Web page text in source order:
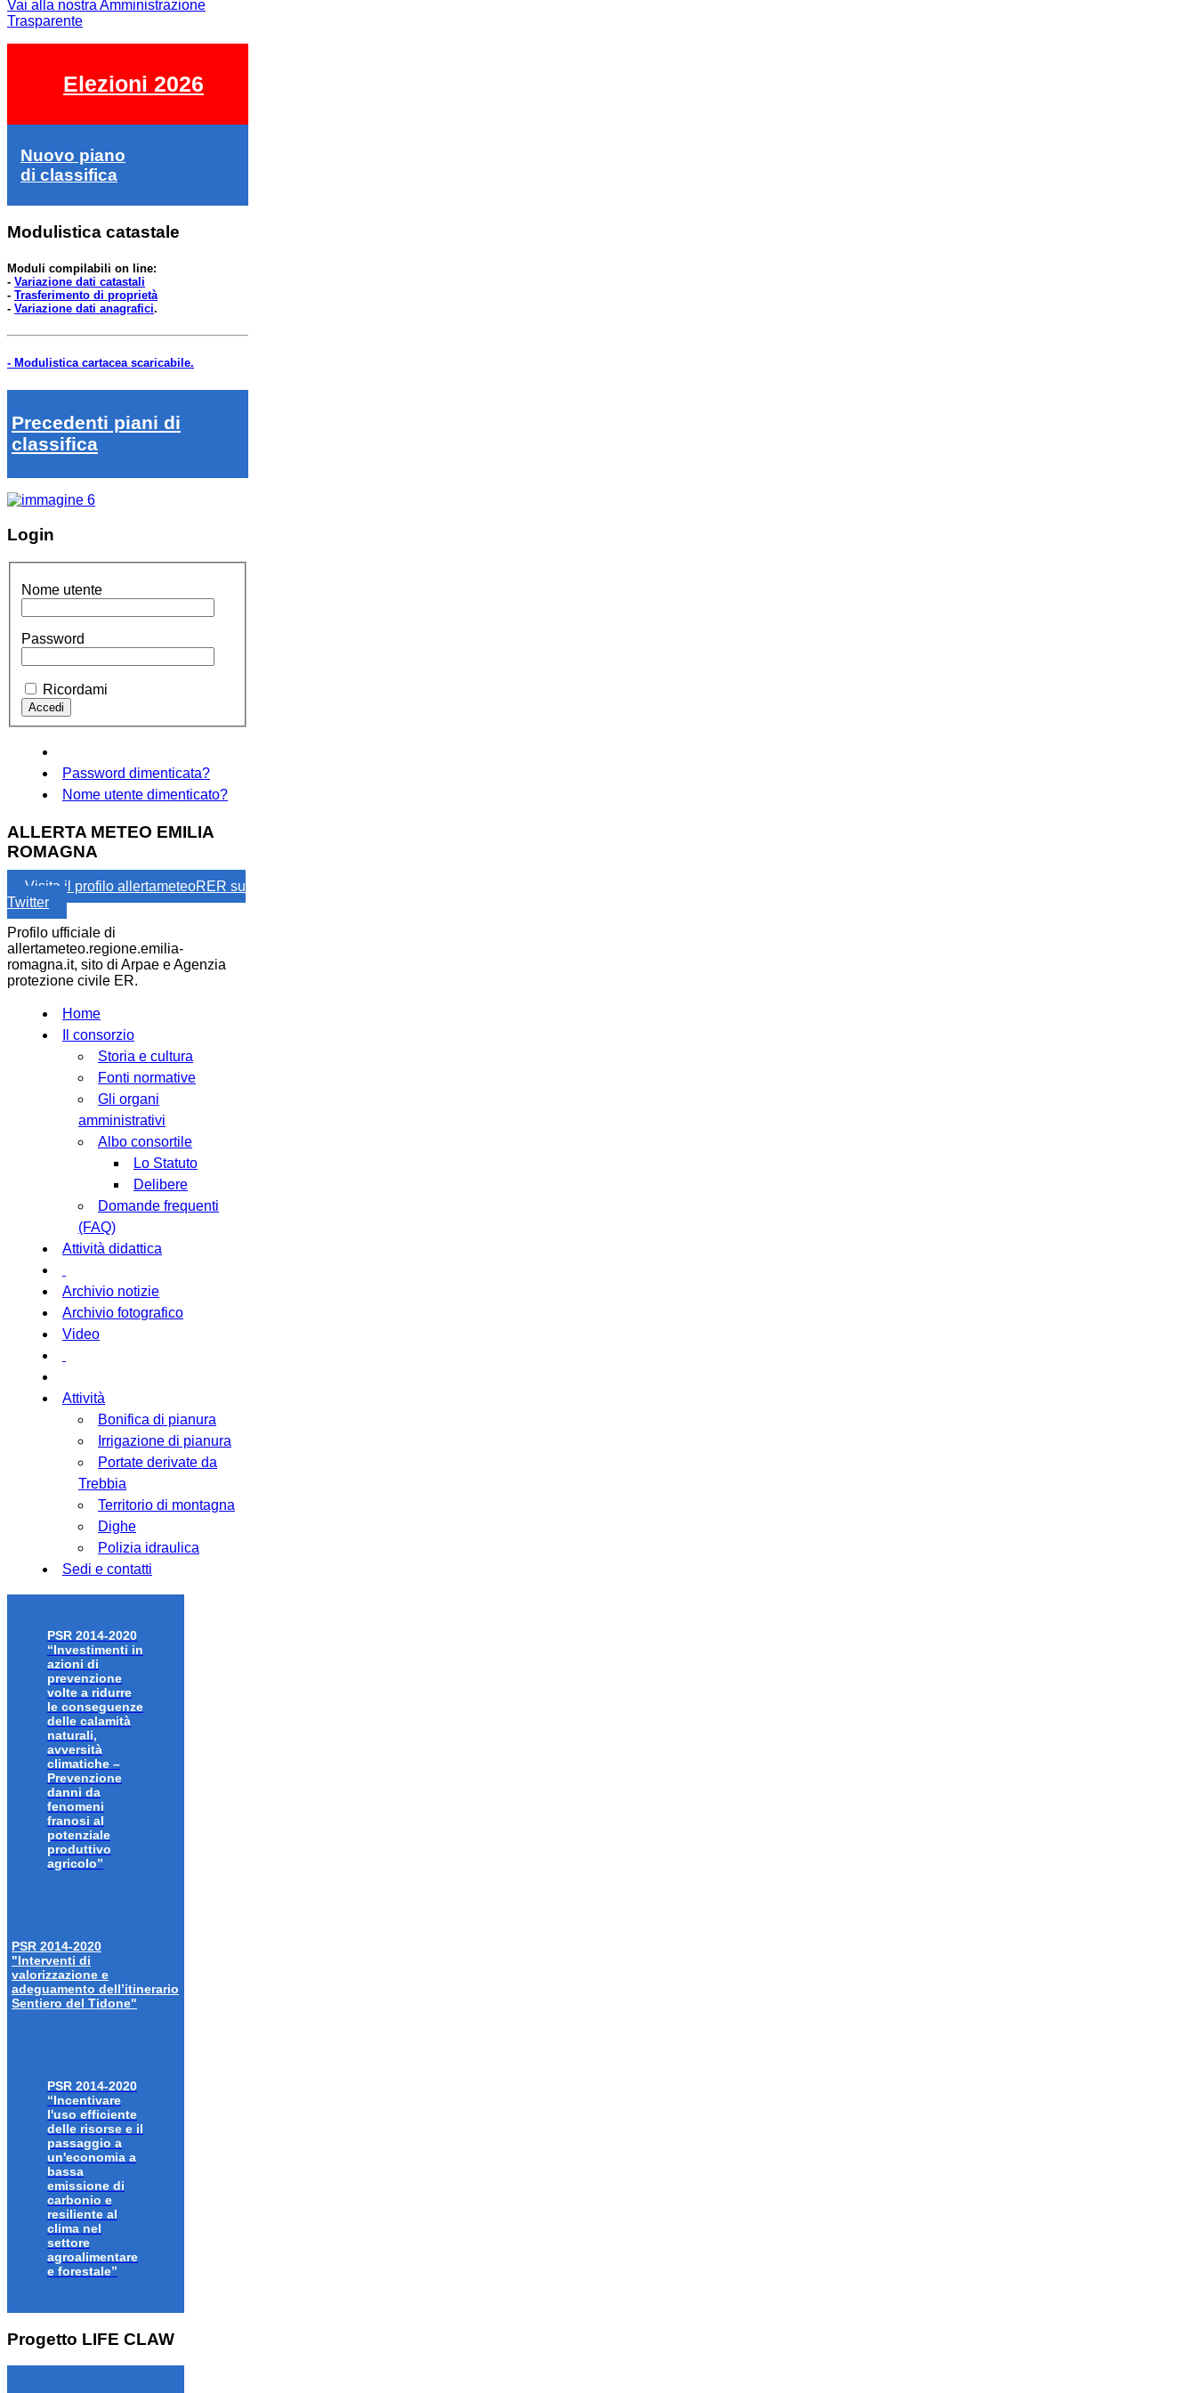
Vai alla nostra Amministrazione
Trasparente
Elezioni 2026
Nuovo piano
di classifica
Modulistica catastale
Moduli compilabili on line:
- Variazione dati catastali
- Trasferimento di proprietà
- Variazione dati anagrafici.
- Modulistica cartacea scaricabile.
Precedenti piani di
classifica
Login
Nome utente
Password
Ricordami
Password dimenticata?
Nome utente dimenticato?
ALLERTA METEO EMILIA
ROMAGNA
Visita il profilo allertameteoRER su
Twitter
Profilo ufficiale di
allertameteo.regione.emilia-
romagna.it, sito di Arpae e Agenzia
protezione civile ER.
Home
Il consorzio
Storia e cultura
Fonti normative
Gli organi
amministrativi
Albo consortile
Lo Statuto
Delibere
Domande frequenti
(FAQ)
Attività didattica
Archivio notizie
Archivio fotografico
Video
Attività
Bonifica di pianura
Irrigazione di pianura
Portate derivate da
Trebbia
Territorio di montagna
Dighe
Polizia idraulica
Sedi e contatti
PSR 2014-2020
“Investimenti in
azioni di
prevenzione
volte a ridurre
le conseguenze
delle calamità
naturali,
avversità
climatiche –
Prevenzione
danni da
fenomeni
franosi al
potenziale
produttivo
agricolo”
PSR 2014-2020
"Interventi di
valorizzazione e
adeguamento dell’itinerario
Sentiero del Tidone"
PSR 2014-2020
“Incentivare
l'uso efficiente
delle risorse e il
passaggio a
un'economia a
bassa
emissione di
carbonio e
resiliente al
clima nel
settore
agroalimentare
e forestale”
Progetto LIFE CLAW